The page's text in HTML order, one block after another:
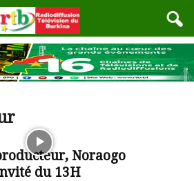
Noraogo
du 13H